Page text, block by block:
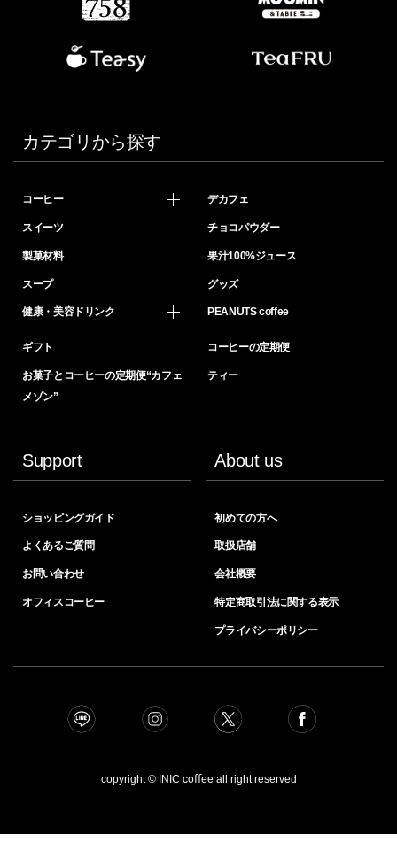
カテゴリから探す
コーヒー デカフェ
スイーツ チョコパウダー
製菓材料 果汁100%ジュース
スープ グッズ
健康・美容ドリンク PEANUTS coffee
ギフト コーヒーの定期便
お菓子とコーヒーの定期便“カフェ
メゾン”
ティー
Support
ショッピングガイド
よくあるご質問
お問い合わせ
オフィスコーヒー
About us
初めての方へ
取扱店舗
会社概要
特定商取引法に関する表示
プライバシーポリシー
copyright © INIC coﬀee all right reserved